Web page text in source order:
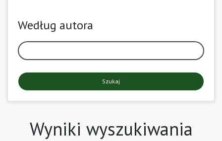
Według autora
Szukaj
Wyniki wyszukiwania